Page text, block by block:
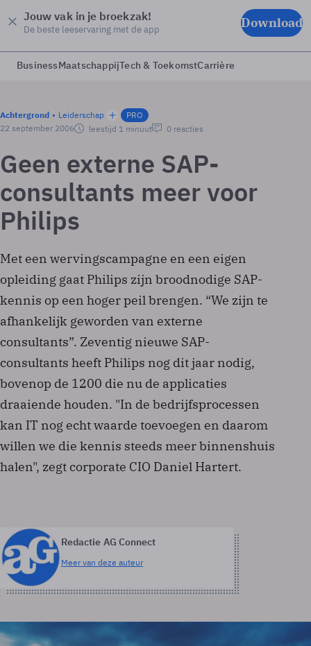
Jouw vak in je broekzak!
De beste leeservaring met de app Download
BusinessMaatschappijTech & ToekomstCarrière
Achtergrond Leiderschap
PRO
22 september 2006
leestijd 1 minuut 0 reacties
Geen externe SAP-
consultants meer voor
Philips
Met een wervingscampagne en een eigen
opleiding gaat Philips zijn broodnodige SAP-
kennis op een hoger peil brengen. “We zijn te
afhankelijk geworden van externe
consultants”. Zeventig nieuwe SAP-
consultants heeft Philips nog dit jaar nodig,
bovenop de 1200 die nu de applicaties
draaiende houden. "In de bedrijfsprocessen
kan IT nog echt waarde toevoegen en daarom
willen we die kennis steeds meer binnenshuis
halen", zegt corporate CIO Daniel Hartert.
Redactie AG Connect
Meer van deze auteur